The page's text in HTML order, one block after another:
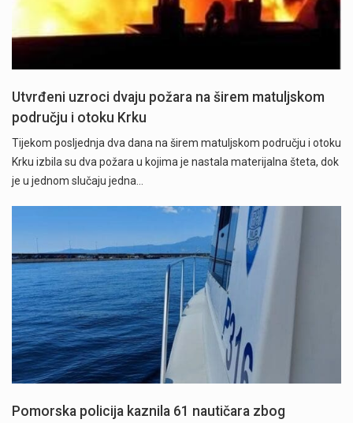
Utvrđeni uzroci dvaju požara na širem matuljskom
području i otoku Krku
Tijekom posljednja dva dana na širem matuljskom području i otoku
Krku izbila su dva požara u kojima je nastala materijalna šteta, dok
je u jednom slučaju jedna…
Pomorska policija kaznila 61 nautičara zbog